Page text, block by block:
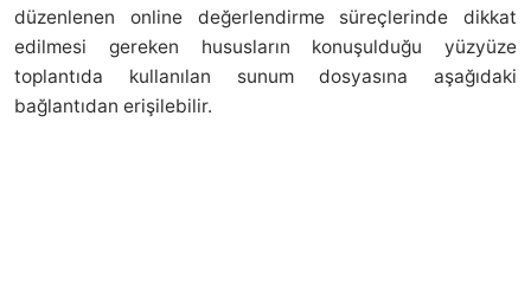
düzenlenen online değerlendirme süreçlerinde dikkat
edilmesi gereken hususların konuşulduğu yüzyüze
toplantıda kullanılan sunum dosyasına aşağıdaki
bağlantıdan erişilebilir.